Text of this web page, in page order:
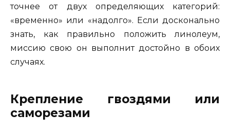
точнее от двух определяющих категорий:
«временно» или «надолго». Если досконально
знать, как правильно положить линолеум,
миссию свою он выполнит достойно в обоих
случаях.
Крепление гвоздями или
саморезами